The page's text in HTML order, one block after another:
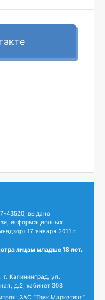
43520, выдано
информационных
17 января 2011 г.
лицам младше 18 лет.
г. Калининград, ул.
д.2, кабинет 308
ЗАО "Твик Маркетинг"